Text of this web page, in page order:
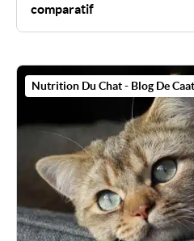
comparatif
Nutrition Du Chat - Blog De